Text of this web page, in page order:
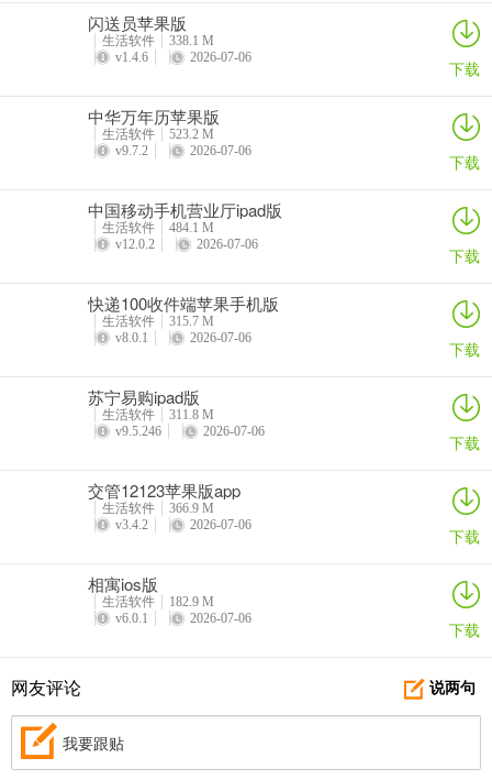
闪送员苹果版
生活软件
338.1 M
v1.4.6
2026-07-06 下载
中华万年历苹果版
生活软件
523.2 M
v9.7.2
2026-07-06 下载
中国移动手机营业厅ipad版
生活软件
484.1 M
v12.0.2
2026-07-06 下载
快递100收件端苹果手机版
生活软件
315.7 M
v8.0.1
2026-07-06 下载
苏宁易购ipad版
生活软件
311.8 M
v9.5.246
2026-07-06 下载
交管12123苹果版app
生活软件
366.9 M
v3.4.2
2026-07-06 下载
相寓ios版
生活软件
182.9 M
v6.0.1
2026-07-06 下载
说两句
网友评论
我要跟贴